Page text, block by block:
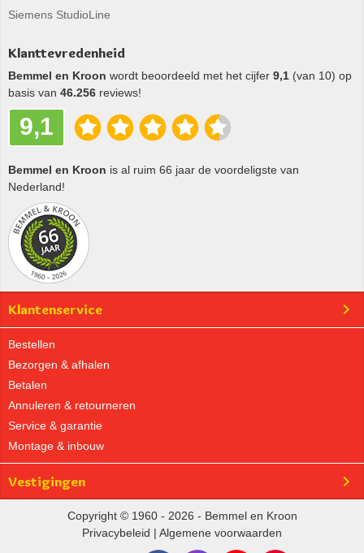
Siemens StudioLine
Klanttevredenheid
Bemmel en Kroon wordt beoordeeld met het cijfer 9,1 (van 10) op
basis van 46.256 reviews!
9,1
Bemmel en Kroon is al ruim 66 jaar de voordeligste van
Nederland!
Klantenservice
Bestellen
Bezorgen & afhalen
Betalen
Annuleren & retourneren
Service & garantie
Montage & inbouw
Vestigingen
Copyright © 1960 - 2026 - Bemmel en Kroon
Privacybeleid | Algemene voorwaarden